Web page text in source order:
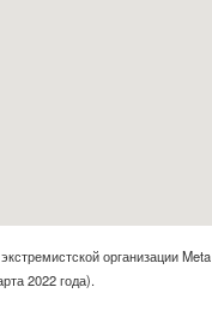
организации Meta
2022 года).